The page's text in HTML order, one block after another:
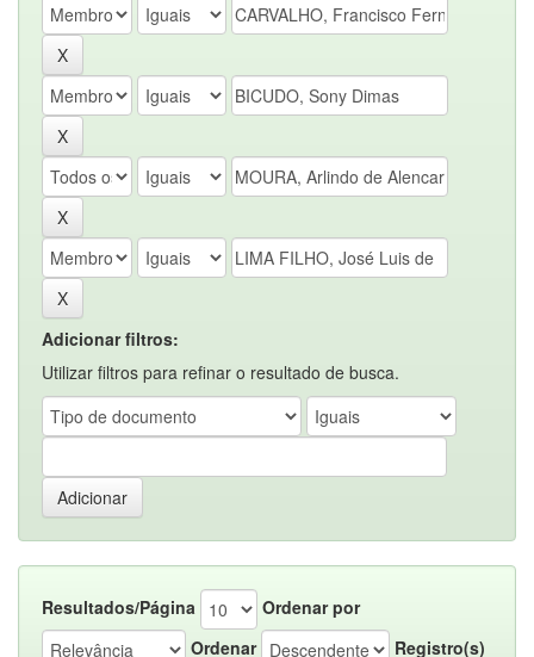
Adicionar filtros:
Utilizar filtros para refinar o resultado de busca.
Resultados/Página
Ordenar por
Ordenar
Registro(s)